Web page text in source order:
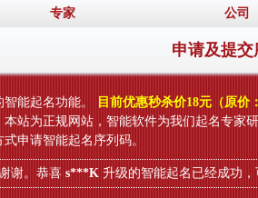
专家 公司
申请及提交
能起名功能。 目前优惠秒杀价18元（原价：
站为正规网站，智能软件为我们起名专家
申请智能起名序列码。
恭喜 s***K升级的智能起名已经成功，可以